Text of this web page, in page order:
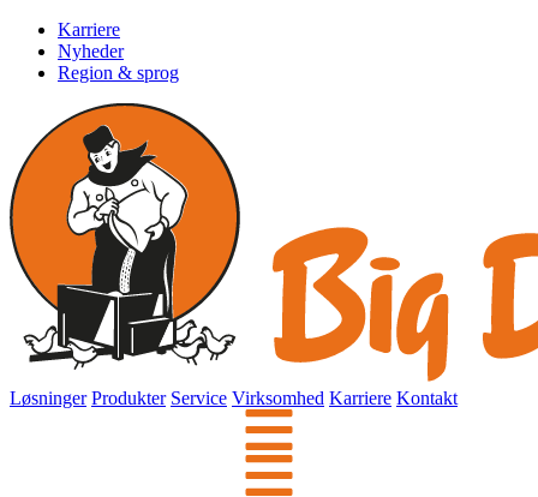
Karriere
Nyheder
Region & sprog
Løsninger Produkter Service Virksomhed Karriere Kontakt